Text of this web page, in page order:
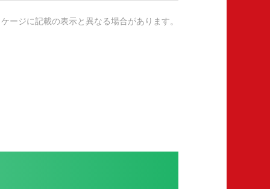
ージに記載の表示と異なる場合があります。